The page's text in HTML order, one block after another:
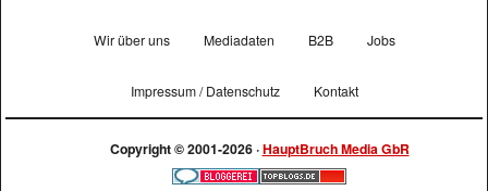
Wir über uns Mediadaten B2B Jobs
Impressum / Datenschutz Kontakt
Copyright © 2001-2026 ·HauptBruch Media GbR